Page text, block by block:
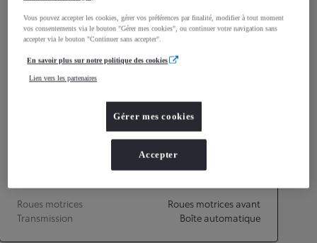
Consommation mixte
Accélération 0-100km/h
Roues motrices
Roues motrices avant
Transmission
Boîte automatique
Vous pouvez accepter les cookies, gérer vos préférences par finalité, modifier à tout moment
vos consentements via le bouton "Gérer mes cookies", ou continuer votre navigation sans
accepter via le bouton "Continuer sans accepter".
En savoir plus sur notre politique des cookies
Lien vers les partenaires
Gérer mes cookies
Accepter